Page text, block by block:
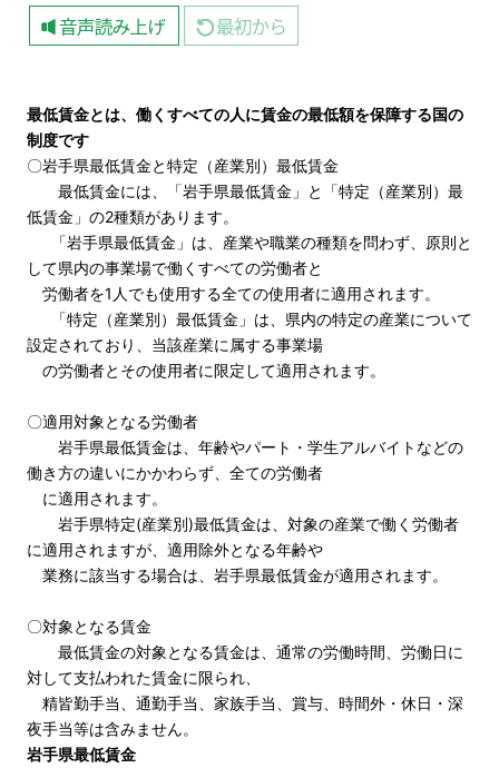
最低賃金とは、働くすべての人に賃金の最低額を保障する国の
制度です
〇岩手県最低賃金と特定（産業別）最低賃金
最低賃金には、「岩手県最低賃金」と「特定（産業別）最
低賃金」の2種類があります。
「岩手県最低賃金」は、産業や職業の種類を問わず、原則と
して県内の事業場で働くすべての労働者と
労働者を1人でも使用する全ての使用者に適用されます。
「特定（産業別）最低賃金」は、県内の特定の産業について
設定されており、当該産業に属する事業場
の労働者とその使用者に限定して適用されます。
〇適用対象となる労働者
岩手県最低賃金は、年齢やパート・学生アルバイトなどの
働き方の違いにかかわらず、全ての労働者
に適用されます。
岩手県特定(産業別)最低賃金は、対象の産業で働く労働者
に適用されますが、適用除外となる年齢や
業務に該当する場合は、岩手県最低賃金が適用されます。
〇対象となる賃金
最低賃金の対象となる賃金は、通常の労働時間、労働日に
対して支払われた賃金に限られ、
精皆勤手当、通勤手当、家族手当、賞与、時間外・休日・深
夜手当等は含みません。
岩手県最低賃金